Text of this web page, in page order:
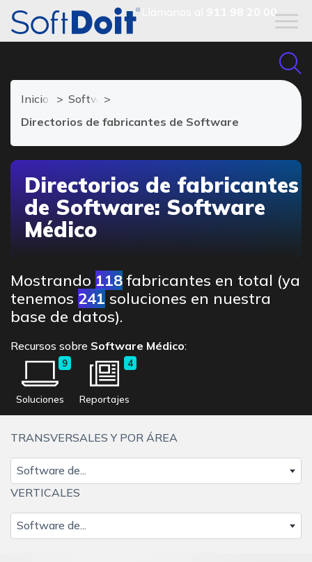
911 98 20 00
Inicio
Software Médico
Directorios de fabricantes de Software
Directorios de fabricantes
de Software: Software
Médico
Mostrando 118fabricantes en total (ya
tenemos 241 soluciones en nuestra
base de datos).
Recursos sobre Software Médico:
9
Soluciones
4
Reportajes
TRANSVERSALES Y POR ÁREA
Software de...
VERTICALES
Software de...